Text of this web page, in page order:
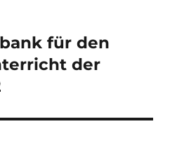
für den
der